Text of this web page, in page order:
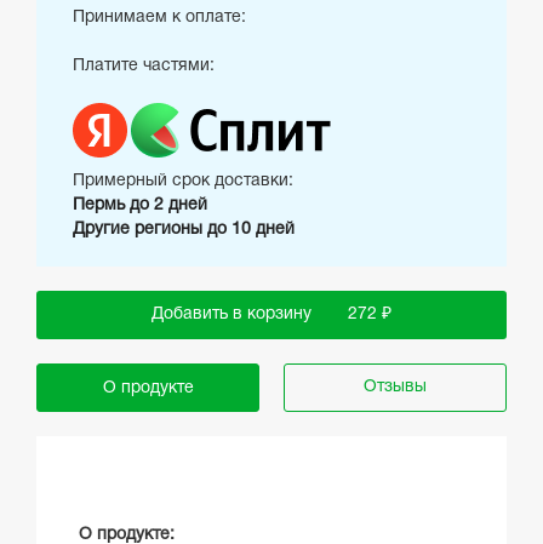
Принимаем к оплате:
Платите частями:
Примерный срок доставки:
Пермь до 2 дней
Другие регионы до 10 дней
Добавить в корзину 272 ₽
О продукте Отзывы
О продукте: